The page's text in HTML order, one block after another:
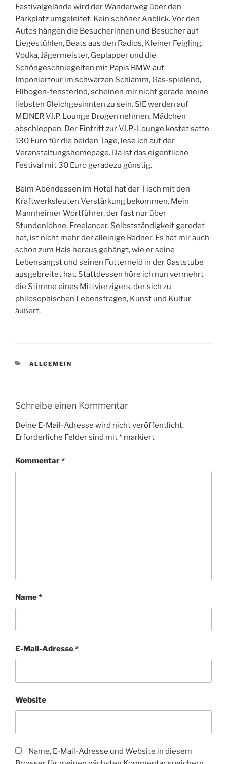
Festivalgelände wird der Wanderweg über den
Parkplatz umgeleitet. Kein schöner Anblick. Vor den
Autos hängen die Besucherinnen und Besucher auf
Liegestühlen, Beats aus den Radios, Kleiner Feigling,
Vodka, Jägermeister, Geplapper und die
Schöngeschniegelten mit Papis BMW auf
Imponiertour im schwarzen Schlamm, Gas-spielend,
Ellbogen-fensterlnd, scheinen mir nicht gerade meine
liebsten Gleichgesinnten zu sein. SIE werden auf
MEINER V.I.P. Lounge Drogen nehmen, Mädchen
abschleppen. Der Eintritt zur V.I.P.-Lounge kostet satte
130 Euro für die beiden Tage, lese ich auf der
Veranstaltungshomepage. Da ist das eigentliche
Festival mit 30 Euro geradezu günstig.
Beim Abendessen im Hotel hat der Tisch mit den
Kraftwerksleuten Verstärkung bekommen. Mein
Mannheimer Wortführer, der fast nur über
Stundenlöhne, Freelancer, Selbstständigkeit geredet
hat, ist nicht mehr der alleinige Redner. Es hat mir auch
schon zum Hals heraus gehängt, wie er seine
Lebensangst und seinen Futterneid in der Gaststube
ausgebreitet hat. Stattdessen höre ich nun vermehrt
die Stimme eines Mittvierzigers, der sich zu
philosophischen Lebensfragen, Kunst und Kultur
äußert.
KATEGORIEN
ALLGEMEIN
Schreibe einen Kommentar
Deine E-Mail-Adresse wird nicht veröffentlicht.
Erforderliche Felder sind mit* markiert
Kommentar*
Name*
E-Mail-Adresse*
Website
Name, E-Mail-Adresse und Website in diesem